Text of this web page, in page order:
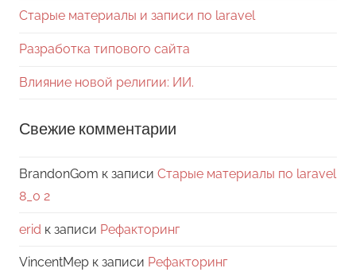
Старые материалы и записи по laravel
Разработка типового сайта
Влияние новой религии: ИИ.
Свежие комментарии
BrandonGom к записи Старые материалы по laravel
8_0 2
erid к записи Рефакторинг
VincentMep к записи Рефакторинг